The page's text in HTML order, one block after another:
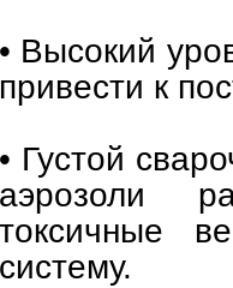
• Высокий
привести к
• Густой
аэрозоли
токсичные
систему.